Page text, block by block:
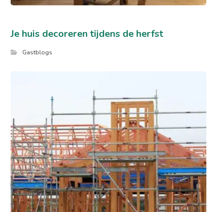
Je huis decoreren tijdens de herfst
Gastblogs